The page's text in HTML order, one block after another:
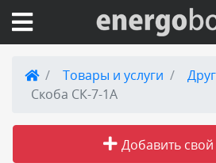
Вход на сайт
Публикации
Товары и услуги
Скоба СК-7-1А
Добавить свой